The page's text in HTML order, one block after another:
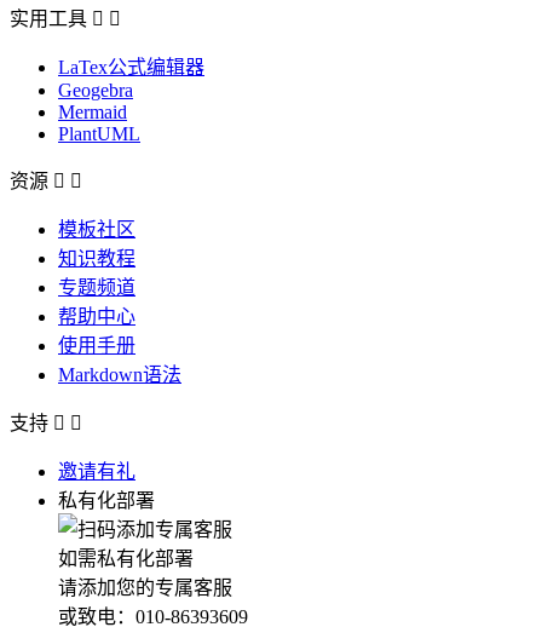
实用工具  
LaTex公式编辑器
Geogebra
Mermaid
PlantUML
资源  
模板社区
知识教程
专题频道
帮助中心
使用手册
Markdown语法
支持  
邀请有礼
私有化部署
如需私有化部署
请添加您的专属客服
或致电：010-86393609